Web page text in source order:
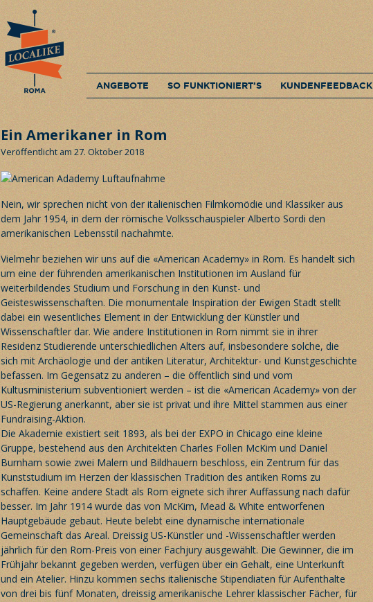
ANGEBOTE SO FUNKTIONIERT’S KUNDENFEEDBACK
Ein Amerikaner in Rom
Veröffentlicht am 27. Oktober 2018
Nein, wir sprechen nicht von der italienischen Filmkomödie und Klassiker aus
dem Jahr 1954, in dem der römische Volksschauspieler Alberto Sordi den
amerikanischen Lebensstil nachahmte.
Vielmehr beziehen wir uns auf die «American Academy» in Rom. Es handelt sich
um eine der führenden amerikanischen Institutionen im Ausland für
weiterbildendes Studium und Forschung in den Kunst- und
Geisteswissenschaften. Die monumentale Inspiration der Ewigen Stadt stellt
dabei ein wesentliches Element in der Entwicklung der Künstler und
Wissenschaftler dar. Wie andere Institutionen in Rom nimmt sie in ihrer
Residenz Studierende unterschiedlichen Alters auf, insbesondere solche, die
sich mit Archäologie und der antiken Literatur, Architektur- und Kunstgeschichte
befassen. Im Gegensatz zu anderen – die öffentlich sind und vom
Kultusministerium subventioniert werden – ist die «American Academy» von der
US-Regierung anerkannt, aber sie ist privat und ihre Mittel stammen aus einer
Fundraising-Aktion.
Die Akademie existiert seit 1893, als bei der EXPO in Chicago eine kleine
Gruppe, bestehend aus den Architekten Charles Follen McKim und Daniel
Burnham sowie zwei Malern und Bildhauern beschloss, ein Zentrum für das
Kunststudium im Herzen der klassischen Tradition des antiken Roms zu
schaffen. Keine andere Stadt als Rom eignete sich ihrer Auffassung nach dafür
besser. Im Jahr 1914 wurde das von McKim, Mead & White entworfenen
Hauptgebäude gebaut. Heute belebt eine dynamische internationale
Gemeinschaft das Areal. Dreissig US-Künstler und -Wissenschaftler werden
jährlich für den Rom-Preis von einer Fachjury ausgewählt. Die Gewinner, die im
Frühjahr bekannt gegeben werden, verfügen über ein Gehalt, eine Unterkunft
und ein Atelier. Hinzu kommen sechs italienische Stipendiaten für Aufenthalte
von drei bis fünf Monaten, dreissig amerikanische Lehrer klassischer Fächer, für